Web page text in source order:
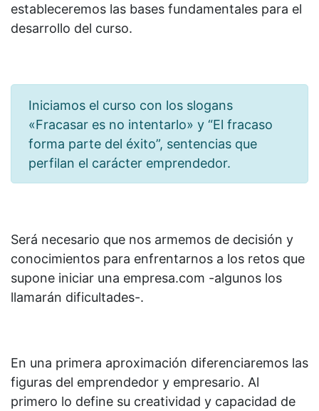
estableceremos las bases fundamentales para el
desarrollo del curso.
Iniciamos el curso con los slogans
«Fracasar es no intentarlo» y “El fracaso
forma parte del éxito”, sentencias que
perfilan el carácter emprendedor.
Será necesario que nos armemos de decisión y
conocimientos para enfrentarnos a los retos que
supone iniciar una empresa.com -algunos los
llamarán dificultades-.
En una primera aproximación diferenciaremos las
figuras del emprendedor y empresario. Al
primero lo define su creatividad y capacidad de